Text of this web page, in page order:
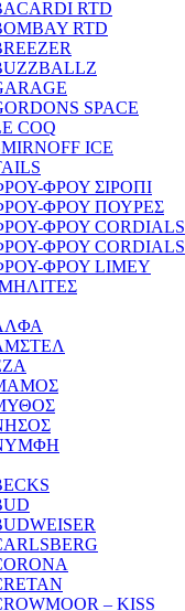
RTD
RTD
SPACE
COQ
ICE
ΦΡΟΥ ΣΙΡΟΠΙ
ΦΡΟΥ ΠΟΥΡΕΣ
ΦΡΟΥ CORDIALS
ΦΡΟΥ CORDIALS
ΦΡΟΥ LIMEY
– KISS